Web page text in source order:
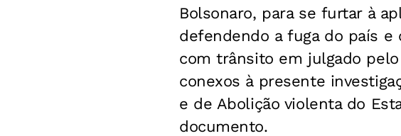
Bolsonaro, para se furtar à
defendendo a fuga do país e
com trânsito em julgado
conexos à presente
e de Abolição violenta do
documento.